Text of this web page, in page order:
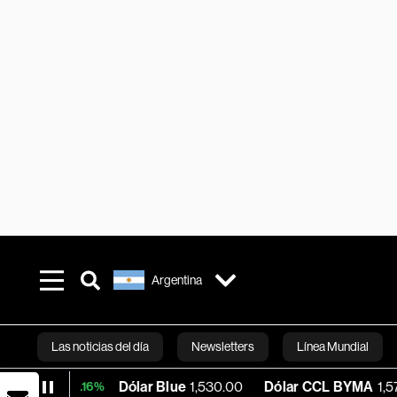
Argentina
Las noticias del día Newsletters Línea Mundial
Bloomberg
Dólar Blue 1,530.00 Dólar CCL BYMA 1,576.23